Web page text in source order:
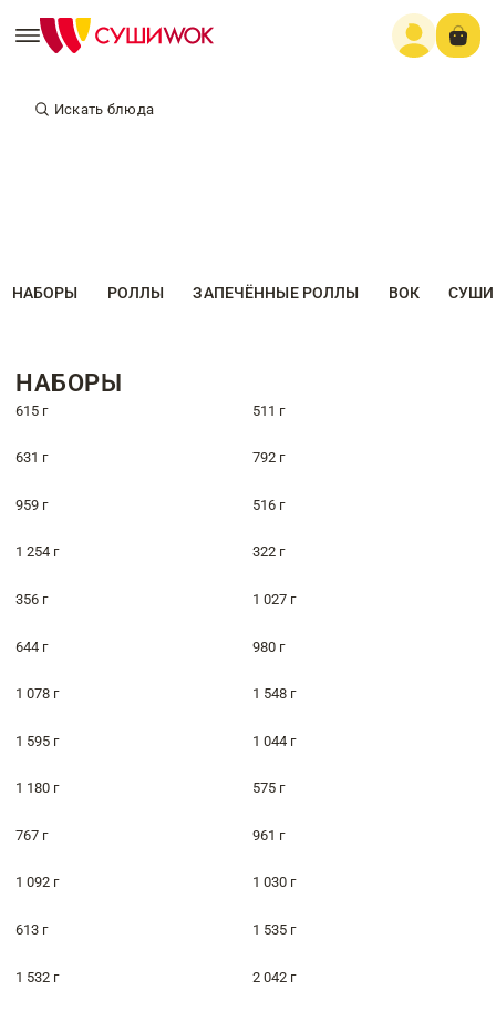
Искать блюда
НАБОРЫ РОЛЛЫ ЗАПЕЧЁННЫЕ РОЛЛЫ ВОК СУШИ
НАБОРЫ
615 г 511 г
631 г 792 г
959 г 516 г
1 254 г 322 г
356 г 1 027 г
644 г 980 г
1 078 г 1 548 г
1 595 г 1 044 г
1 180 г 575 г
767 г 961 г
1 092 г 1 030 г
613 г 1 535 г
1 532 г 2 042 г